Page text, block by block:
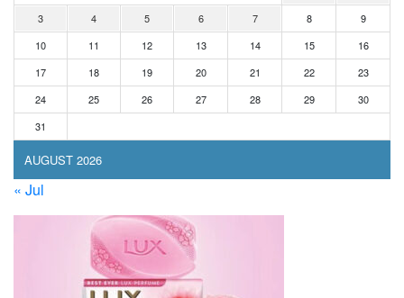
AUGUST 2026
3
4 5 6 7 8
9
10
11 12 13 14 15
16
17
18 19 20 21 22
23
24
25 26 27 28 29
30
31
« Jul